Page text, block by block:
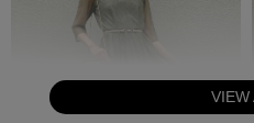
VIEW